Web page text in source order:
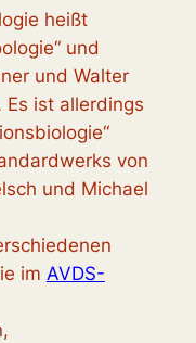
heißt
und
und Walter
ist allerdings
von
und Michael
im AVDS-